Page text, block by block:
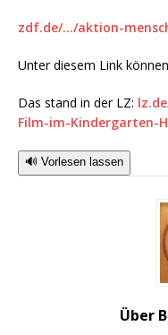
zdf.de/…/aktion-
Unter diesem Link
Das stand in der LZ:
Film-im-Kindergarten-
🔊 Vorlesen lassen
Über